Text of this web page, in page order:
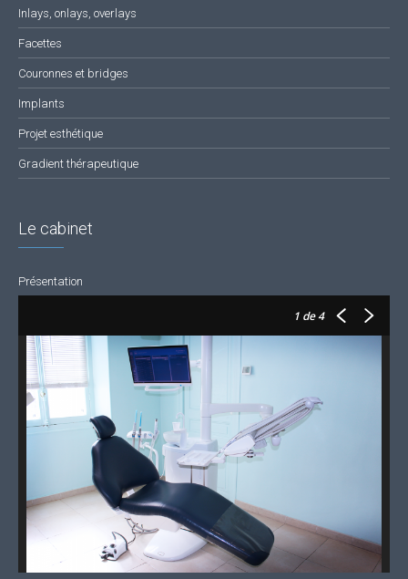
Inlays, onlays, overlays
Facettes
Couronnes et bridges
Implants
Projet esthétique
Gradient thérapeutique
Le cabinet
Présentation
1 de 4